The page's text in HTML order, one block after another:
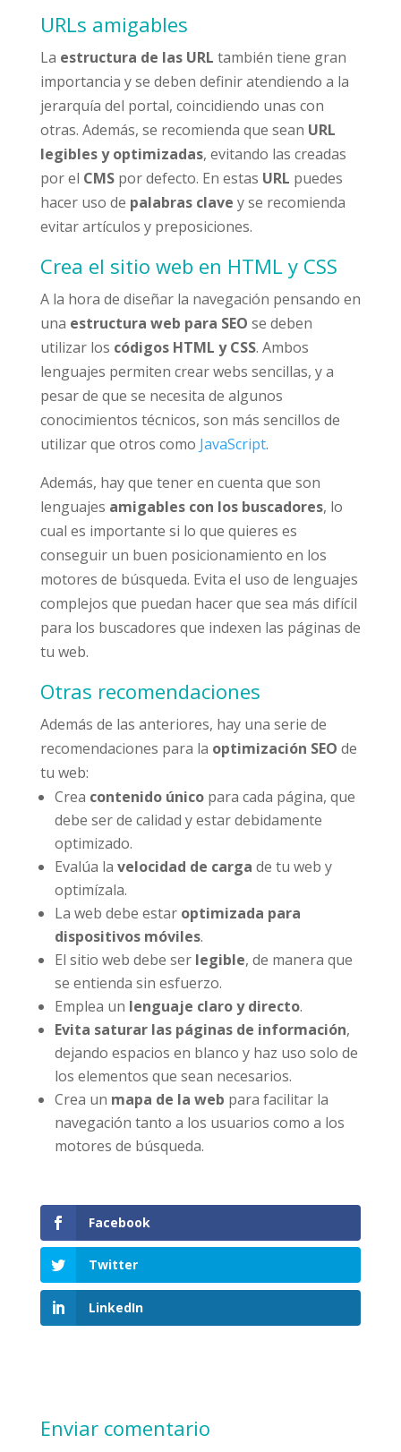
URLs amigables
La estructura de las URL también tiene gran
importancia y se deben definir atendiendo a la
jerarquía del portal, coincidiendo unas con
otras. Además, se recomienda que sean URL
legibles y optimizadas, evitando las creadas
por el CMSpor defecto. En estas URL puedes
hacer uso de palabras clave y se recomienda
evitar artículos y preposiciones.
Crea el sitio web en HTML y CSS
A la hora de diseñar la navegación pensando en
una estructura web para SEO se deben
utilizar los códigos HTML y CSS. Ambos
lenguajes permiten crear webs sencillas, y a
pesar de que se necesita de algunos
conocimientos técnicos, son más sencillos de
utilizar que otros como JavaScript.
Además, hay que tener en cuenta que son
lenguajes amigables con los buscadores, lo
cual es importante si lo que quieres es
conseguir un buen posicionamiento en los
motores de búsqueda. Evita el uso de lenguajes
complejos que puedan hacer que sea más difícil
para los buscadores que indexen las páginas de
tu web.
Otras recomendaciones
Además de las anteriores, hay una serie de
recomendaciones para la optimización SEO de
tu web:
Crea contenido únicopara cada página, que
debe ser de calidad y estar debidamente
optimizado.
Evalúa la velocidad de carga de tu web y
optimízala.
La web debe estar optimizada para
dispositivos móviles.
El sitio web debe ser legible, de manera que
se entienda sin esfuerzo.
Emplea un lenguaje claro y directo.
Evita saturar las páginas de información,
dejando espacios en blanco y haz uso solo de
los elementos que sean necesarios.
Crea un mapa de la web para facilitar la
navegación tanto a los usuarios como a los
motores de búsqueda.
Facebook
Twitter
LinkedIn
Enviar comentario